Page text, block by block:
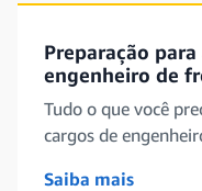
Preparação
engenheiro de
Tudo o que você
cargos de
Saiba mais